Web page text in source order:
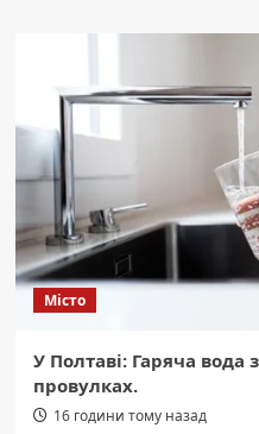
Місто
У Полтаві: Гаряча вода
провулках.
16 години тому назад